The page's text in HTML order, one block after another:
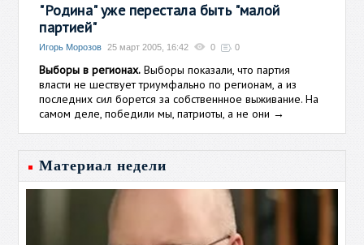
"Родина" уже перестала быть "малой
партией"
Игорь Морозов 25 март 2005, 16:42 0 0
Выборы в регионах. Выборы показали, что партия
власти не шествует триумфально по регионам, а из
последних сил борется за собственнное выживание. На
самом деле, победили мы, патриоты, а не они →
Материал недели